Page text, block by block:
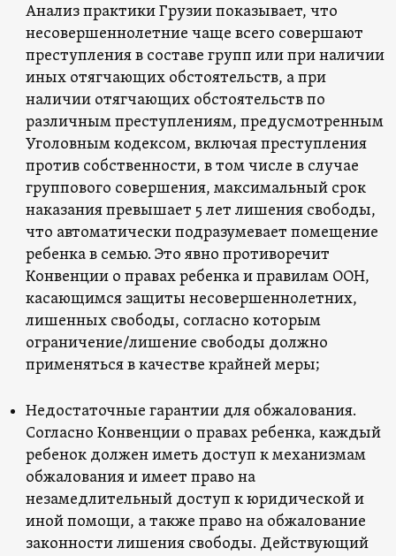
Анализ практики Грузии показывает, что
несовершеннолетние чаще всего совершают
преступления в составе групп или при наличии
иных отягчающих обстоятельств, а при
наличии отягчающих обстоятельств по
различным преступлениям, предусмотренным
Уголовным кодексом, включая преступления
против собственности, в том числе в случае
группового совершения, максимальный срок
наказания превышает 5 лет лишения свободы,
что автоматически подразумевает помещение
ребенка в семью. Это явно противоречит
Конвенции о правах ребенка и правилам ООН,
касающимся защиты несовершеннолетних,
лишенных свободы, согласно которым
ограничение/лишение свободы должно
применяться в качестве крайней меры;
Недостаточные гарантии для обжалования.
Согласно Конвенции о правах ребенка, каждый
ребенок должен иметь доступ к механизмам
обжалования и имеет право на
незамедлительный доступ к юридической и
иной помощи, а также право на обжалование
законности лишения свободы. Действующий